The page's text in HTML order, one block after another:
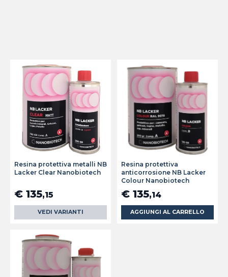
Resina protettiva metalli NB
Lacker Clear Nanobiotech
€ 135,15
VEDI VARIANTI
Resina protettiva
anticorrosione NB Lacker
Colour Nanobiotech
€ 135,14
AGGIUNGI AL CARRELLO